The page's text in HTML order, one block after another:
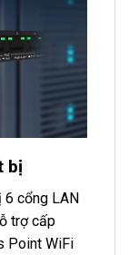
bị
6 cổng LAN
trợ cấp
Point WiFi